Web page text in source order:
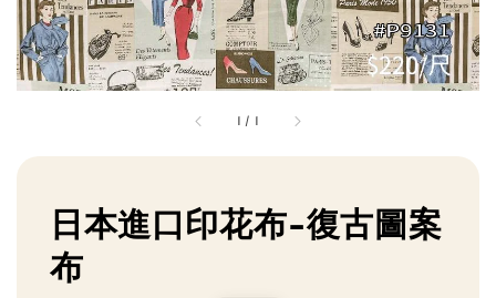
1 / 1
日本進口印花布-復古圖案
布